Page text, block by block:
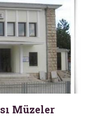
Müzeler